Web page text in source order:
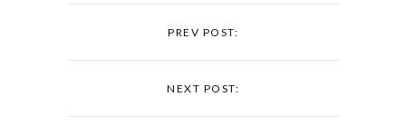
PREV POST:
NEXT POST: